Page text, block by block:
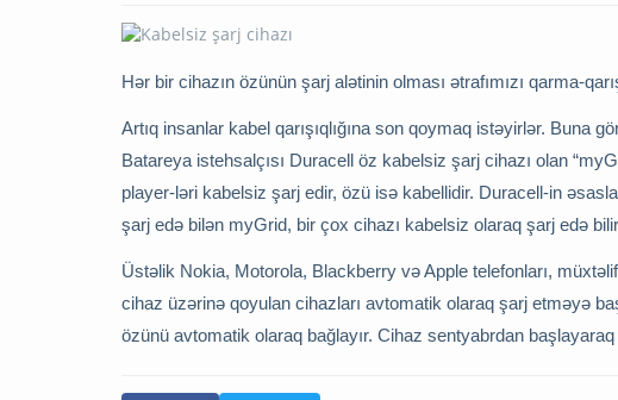
Hər bir cihazın özünün şarj alətinin olması ətrafımızı qarma-
Artıq insanlar kabel qarışıqlığına son qoymaq istəyirlər. Buna
Batareya istehsalçısı Duracell öz kabelsiz şarj cihazı olan
player-ləri kabelsiz şarj edir, özü isə kabellidir. Duracell-in
şarj edə bilən myGrid, bir çox cihazı kabelsiz olaraq şarj edə
Üstəlik Nokia, Motorola, Blackberry və Apple telefonları,
cihaz üzərinə qoyulan cihazları avtomatik olaraq şarj etməyə
özünü avtomatik olaraq bağlayır. Cihaz sentyabrdan